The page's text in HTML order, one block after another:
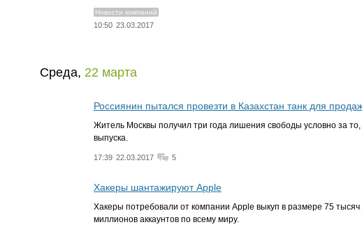
Новости компаний
10:50 23.03.2017
Среда, 22 марта
Россиянин пытался провезти в Казахстан танк для
Житель Москвы получил три года лишения свободы условно за
выпуска.
17:39 22.03.2017 5
Хакеры шантажируют Apple
Хакеры потребовали от компании Apple выкуп в размере 75
миллионов аккаунтов по всему миру.